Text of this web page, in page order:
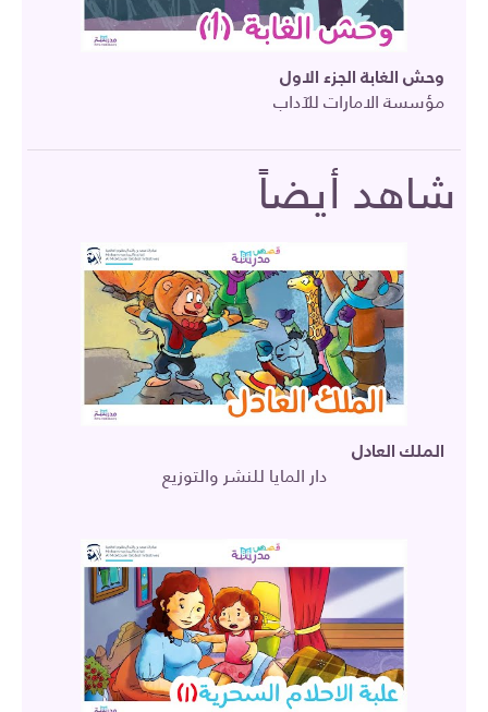
وحش الغابة الجزء الاول
مؤسسة الامارات للآداب
شاهد أيضاً
الملك العادل
دار المايا للنشر والتوزيع